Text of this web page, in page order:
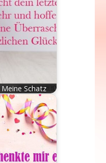
Schatz